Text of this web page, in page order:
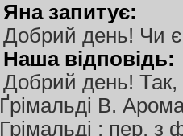
Яна запитує:
Добрий день! Чи є
Наша відповідь:
Добрий день! Так,
Ґрімальді В.
Грімальді ; пер. з